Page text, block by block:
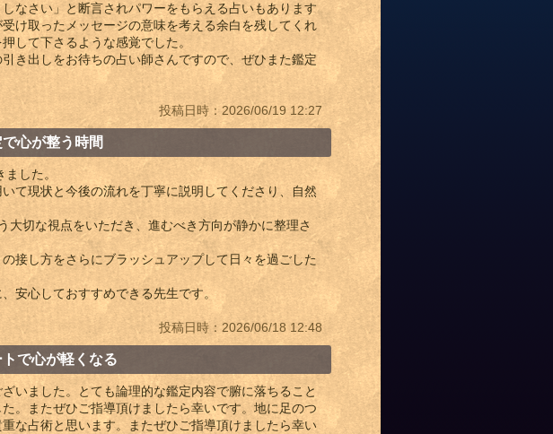
なさい」と断言されパワーをもらえる占いもあります
け取ったメッセージの意味を考える余白を残してくれ
して下さるような感覚でした。
き出しをお待ちの占い師さんですので、ぜひまた鑑定
投稿日時：2026/06/19 12:27
心が整う時間
ました。
て現状と今後の流れを丁寧に説明してくださり、自然
大切な視点をいただき、進むべき方向が静かに整理さ
接し方をさらにブラッシュアップして日々を過ごした
安心しておすすめできる先生です。
投稿日時：2026/06/18 12:48
で心が軽くなる
いました。とても論理的な鑑定内容で腑に落ちること
。またぜひご指導頂けましたら幸いです。地に足のつ
な占術と思います。またぜひご指導頂けましたら幸い